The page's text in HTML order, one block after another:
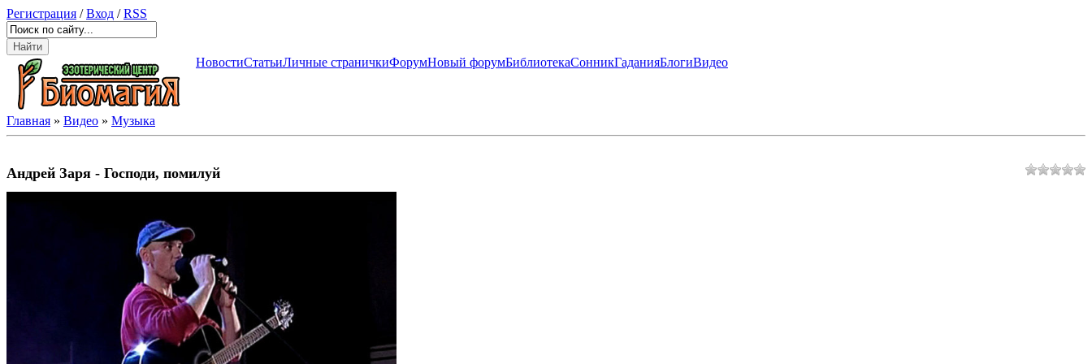
Регистрация /Вход /RSS
НовостиСтатьиЛичные страничкиФорумНовый форумБиблиотекаСонникГаданияБлогиВидео
Главная » Видео » Музыка
Андрей Заря - Господи, помилуй